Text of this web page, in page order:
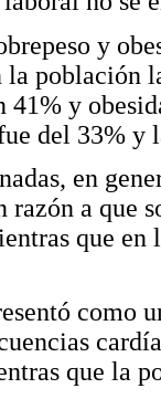
y
la población
41% y
del 33% y
en
razón a que
que
como
que la